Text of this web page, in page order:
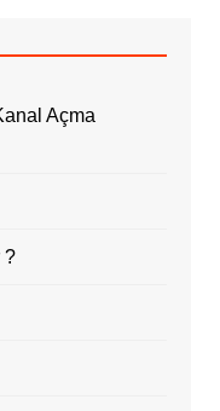
Açma
?